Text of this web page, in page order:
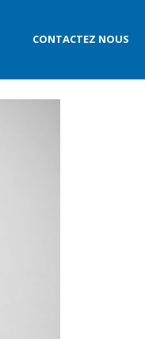
CONTACTEZ NOUS